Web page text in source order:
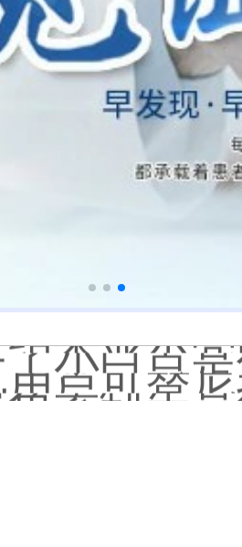
长期用激
果显示亮白
小白点
芦可替尼乳
素缺失
风和白
大中医皮